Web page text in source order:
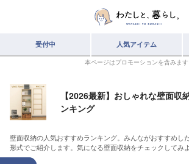
受付中 人気アイテム
本ページはプロモーションを含みます
【2026最新】おしゃれな壁面収
ンキング
壁面収納の人気おすすめランキング。みんながおすすめし
形式でご紹介します。気になる壁面収納をチェックしてみ